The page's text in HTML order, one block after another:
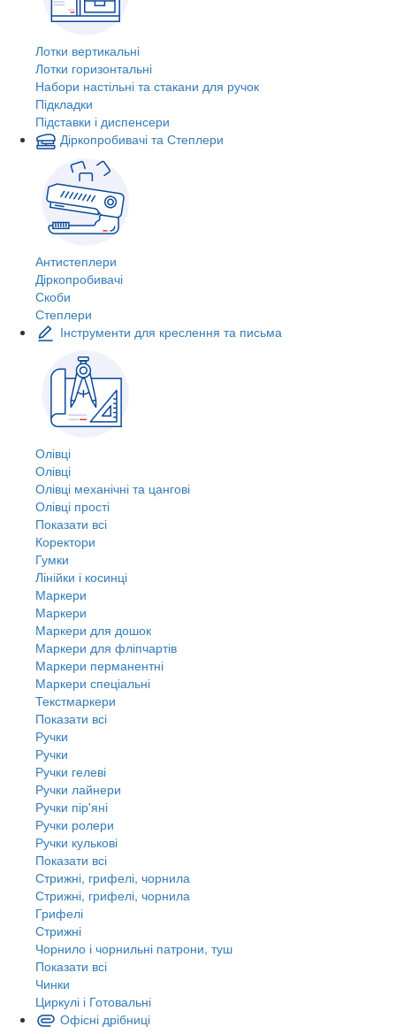
Лотки вертикальні
Лотки горизонтальні
Набори настільні та стакани для ручок
Підкладки
Підставки і диспенсери
Діркопробивачі та Степлери
Антистеплери
Діркопробивачі
Скоби
Степлери
Інструменти для креслення та письма
Олівці
Олівці
Олівці механічні та цангові
Олівці прості
Показати всі
Коректори
Гумки
Лінійки і косинці
Маркери
Маркери
Маркери для дошок
Маркери для фліпчартів
Маркери перманентні
Маркери спеціальні
Текстмаркери
Показати всі
Ручки
Ручки
Ручки гелеві
Ручки лайнери
Ручки пір'яні
Ручки ролери
Ручки кулькові
Показати всі
Стрижні, грифелі, чорнила
Стрижні, грифелі, чорнила
Грифелі
Стрижні
Чорнило і чорнильні патрони, туш
Показати всі
Чинки
Циркулі і Готовальні
Офісні дрібниці